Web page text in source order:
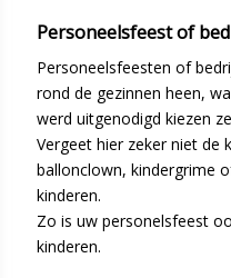
Personeelsfeest of
Personeelsfeesten of
rond de gezinnen heen,
werd uitgenodigd kiezen
Vergeet hier zeker niet de
ballonclown, kindergrime
kinderen.
Zo is uw personelsfeest
kinderen.